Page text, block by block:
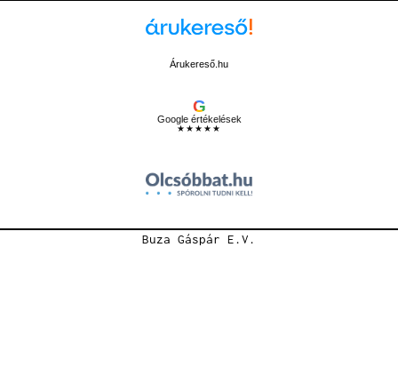
Árukereső.hu
G
Google értékelések
★★★★★
Buza Gáspár E.V.